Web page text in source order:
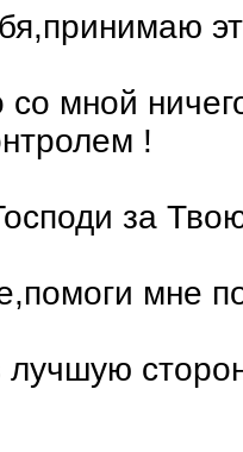
мной
!
за
мне